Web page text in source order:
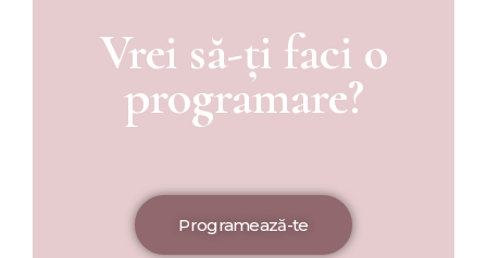
Vrei să-ți faci o
programare?
Programează-te